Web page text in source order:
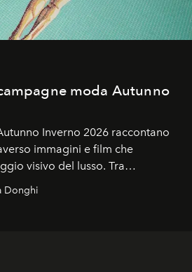
moda Autunno
Inverno 2026 raccontano
immagini e film che
visivo del lusso. Tra
d'autore, le maison
Donghi